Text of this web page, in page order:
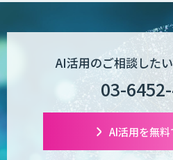
AI活用のご相談した
03-
AI活用を無